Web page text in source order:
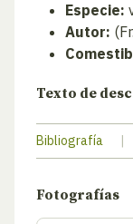
Especie:
Autor:
Texto de
Bibliografía |
Fotografías